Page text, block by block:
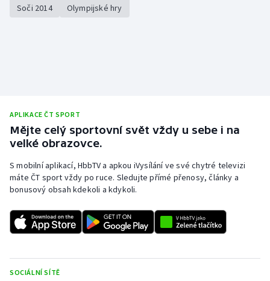
Stolní tenis
Triatlon
Veslování
Volejbal
Ostatní
Soči 2014 Olympijské hry
APLIKACE ČT SPORT
Mějte celý sportovní svět vždy u sebe i na
velké obrazovce.
S mobilní aplikací, HbbTV a apkou iVysílání ve své chytré televizi
máte ČT sport vždy po ruce. Sledujte přímé přenosy, články a
bonusový obsah kdekoli a kdykoli.
SOCIÁLNÍ SÍTĚ